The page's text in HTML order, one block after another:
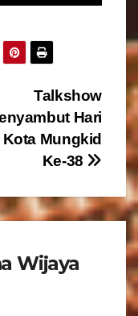
Talkshow
Hari
Mungkid
Ke-38
Wijaya